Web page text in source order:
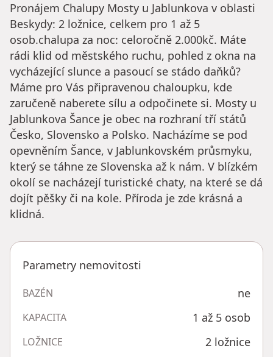
Pronájem Chalupy Mosty u Jablunkova v oblasti
Beskydy: 2 ložnice, celkem pro 1 až 5
osob.chalupa za noc: celoročně 2.000kč. Máte
rádi klid od městského ruchu, pohled z okna na
vycházející slunce a pasoucí se stádo daňků?
Máme pro Vás připravenou chaloupku, kde
zaručeně naberete sílu a odpočinete si. Mosty u
Jablunkova Šance je obec na rozhraní tří států
Česko, Slovensko a Polsko. Nacházíme se pod
opevněním Šance, v Jablunkovském průsmyku,
který se táhne ze Slovenska až k nám. V blízkém
okolí se nacházejí turistické chaty, na které se dá
dojít pěšky či na kole. Příroda je zde krásná a
klidná.
Parametry nemovitosti
BAZÉN ne
KAPACITA 1 až 5 osob
LOŽNICE 2 ložnice